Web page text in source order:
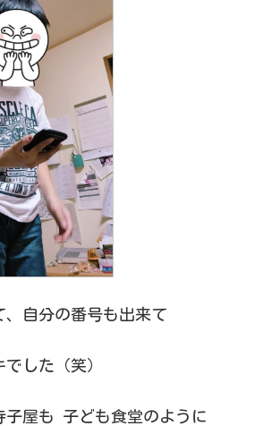
、自分の番号も出来て
した（笑）
屋も 子ども食堂のように